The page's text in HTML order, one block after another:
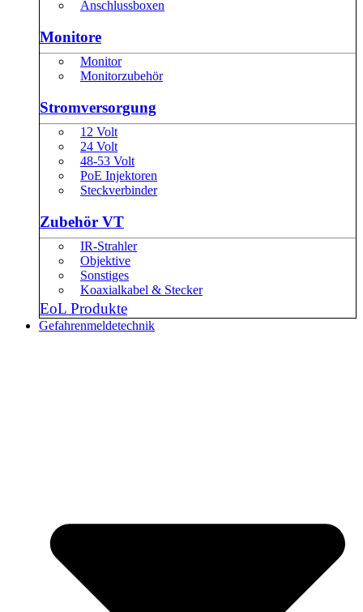
Anschlussboxen
Monitore
Monitor
Monitorzubehör
Stromversorgung
12 Volt
24 Volt
48-53 Volt
PoE Injektoren
Steckverbinder
Zubehör VT
IR-Strahler
Objektive
Sonstiges
Koaxialkabel & Stecker
EoL Produkte
Gefahrenmeldetechnik